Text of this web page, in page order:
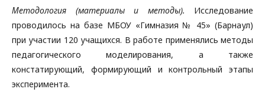
Методология (материалы и методы). Исследование
проводилось на базе МБОУ «Гимназия № 45» (Барнаул)
при участии 120 учащихся. В работе применялись методы
педагогического моделирования, а также
констатирующий, формирующий и контрольный этапы
эксперимента.